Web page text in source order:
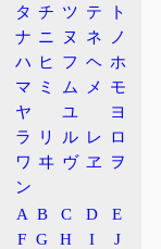
目次
概要
所在地
所属路線名
接続路線名
出口案内標識
下り
タ チ ツ テ
ト
ナ ニ ヌ ネ
ノ
ハ ヒ フ ヘ ホ
マ ミ ム メ
モ
ヤ
ユ
ヨ
ラ
リ ル レ ロ
ワ ヰ ヴ ヱ
ヲ
ン
A B C D
E
F G H I
J